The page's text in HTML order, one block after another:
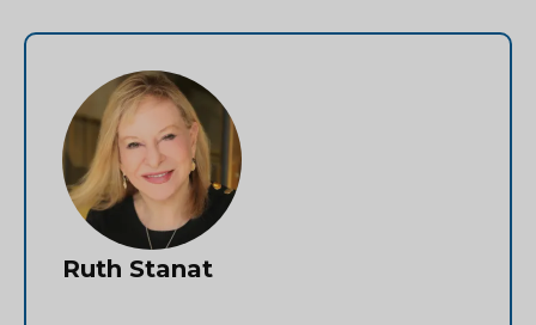
Ruth Stanat